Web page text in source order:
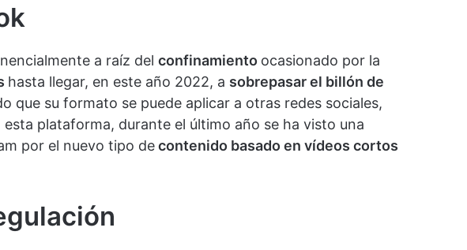
a raíz del confinamiento ocasionado por la
hasta llegar, en este año 2022, a sobrepasar el billón de
que su formato se puede aplicar a otras redes sociales,
esta plataforma, durante el último año se ha visto una
por el nuevo tipo decontenido basado en vídeos cortos